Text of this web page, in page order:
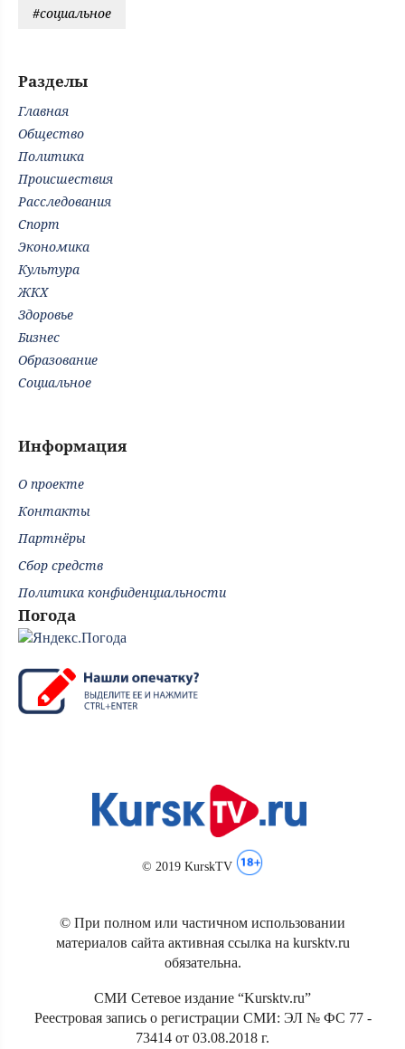
#социальное
Разделы
Главная
Общество
Политика
Происшествия
Расследования
Спорт
Экономика
Культура
ЖКХ
Здоровье
Бизнес
Образование
Социальное
Информация
О проекте
Контакты
Партнёры
Сбор средств
Политика конфиденциальности
Погода
© 2019 KurskTV
© При полном или частичном использовании
материалов сайта активная ссылка на kursktv.ru
обязательна.
СМИ Сетевое издание “Kursktv.ru”
Реестровая запись о регистрации СМИ: ЭЛ № ФС 77 -
73414 от 03.08.2018 г.